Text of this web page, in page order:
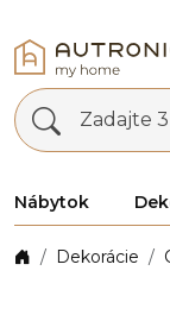
Zadajte
Nábytok
Dekorácie